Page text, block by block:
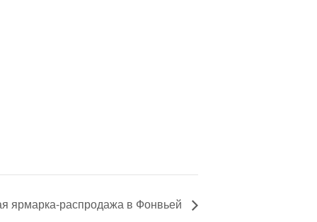
ярмарка-распродажа в Фонвьей